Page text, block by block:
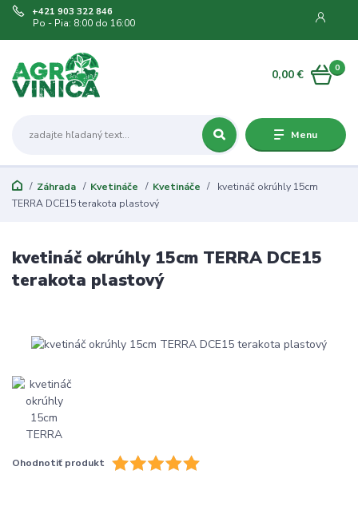
Menu
+421 903 322 846
Po - Pia: 8:00 do 16:00
0
0,00 €
Záhrada Kvetináče Kvetináče
kvetináč okrúhly 15cm
TERRA DCE15 terakota plastový
kvetináč okrúhly 15cm TERRA DCE15
terakota plastový
Ohodnotiť produkt